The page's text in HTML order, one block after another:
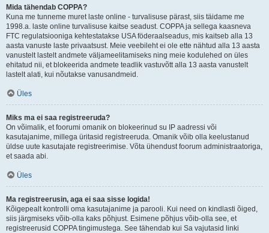
Mida tähendab COPPA?
Kuna me tunneme muret laste online - turvalisuse pärast, siis täidame me
1998.a. laste online turvalisuse kaitse seadust. COPPA ja sellega kaasneva
FTC regulatsiooniga kehtestatakse USA föderaalseadus, mis kaitseb alla 13
aasta vanuste laste privaatsust. Meie veebileht ei ole ette nähtud alla 13 aasta
vanustelt lastelt andmete väljameelitamiseks ning meie kodulehed on üles
ehitatud nii, et blokeerida andmete teadlik vastuvõtt alla 13 aasta vanustelt
lastelt alati, kui nõutakse vanusandmeid.
Üles
Miks ma ei saa registreeruda?
On võimalik, et foorumi omanik on blokeerinud su IP aadressi või
kasutajanime, millega üritasid registreeruda. Omanik võib olla keelustanud
üldse uute kasutajate registreerimise. Võta ühendust foorum administraatoriga,
et saada abi.
Üles
Ma registreerusin, aga ei saa sisse logida!
Kõigepealt kontrolli oma kasutajanime ja parooli. Kui need on kindlasti õiged,
siis järgmiseks võib-olla kaks põhjust. Esimene põhjus võib-olla see, et
registreerusid COPPA tingimustega. See tähendab kui Sa vajutasid linki